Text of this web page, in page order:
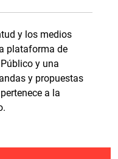
y los medios
plataforma de
y una
y propuestas
a la